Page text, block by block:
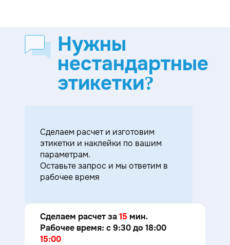
Нужны
нестандартные
этикетки?
Cделаем расчет и изготовим
этикетки и наклейки по вашим
параметрам.
Оставьте запрос и мы ответим в
рабочее время
Сделаем расчет за15 мин.
Рабочее время: с 9:30 до 18:00
15:00